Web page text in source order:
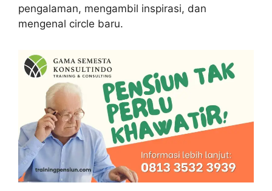
pengalaman, mengambil inspirasi, dan
mengenal circle baru.